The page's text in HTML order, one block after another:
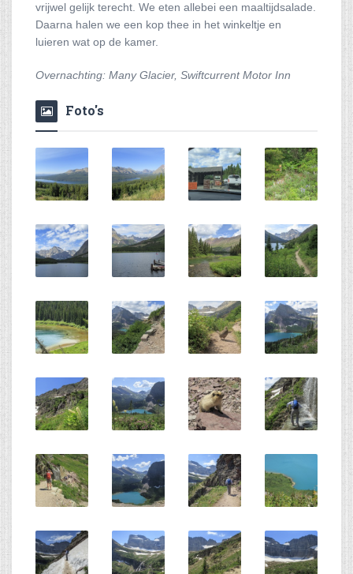
vrijwel gelijk terecht. We eten allebei een maaltijdsalade.
Daarna halen we een kop thee in het winkeltje en
luieren wat op de kamer.
Overnachting: Many Glacier, Swiftcurrent Motor Inn
Foto's